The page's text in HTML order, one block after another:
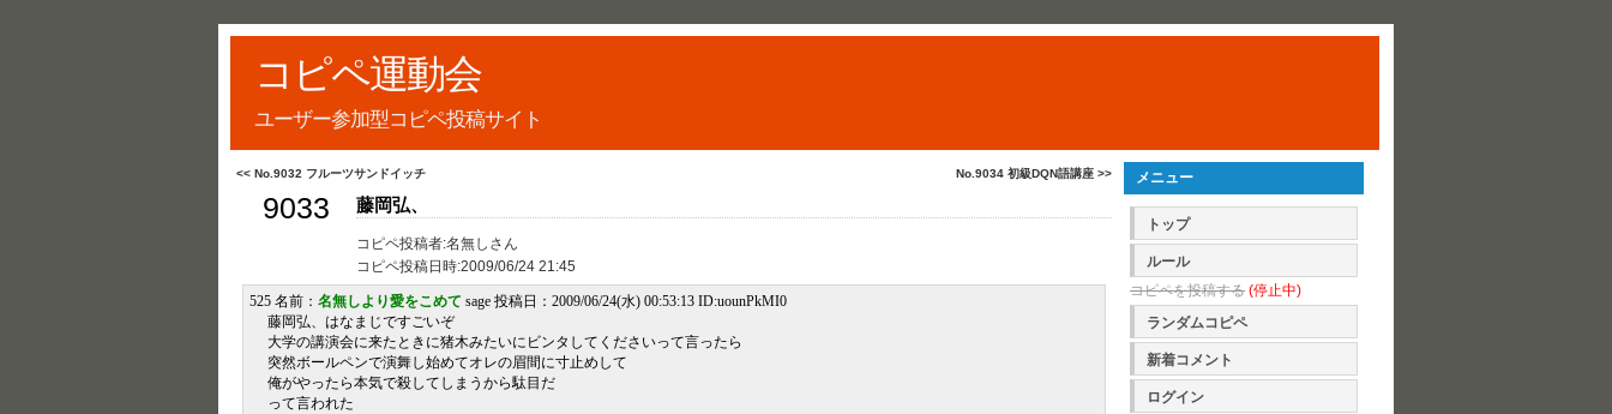
コピペ運動会
ユーザー参加型コピペ投稿サイト
No.9034 初級DQN語講座 >>
<< No.9032 フルーツサンドイッチ
9033 藤岡弘、
コピペ投稿者:名無しさん
コピペ投稿日時:2009/06/24 21:45
525 名前： 名無しより愛をこめて sage 投稿日：2009/06/24(水) 00:53:13 ID:uounPkMI0
藤岡弘、はなまじですごいぞ
大学の講演会に来たときに猪木みたいにビンタしてくださいって言ったら
突然ボールペンで演舞し始めてオレの眉間に寸止めして
俺がやったら本気で殺してしまうから駄目だ
って言われた
メニュー
トップ
ルール
コピペを投稿する (停止中)
ランダムコピペ
新着コメント
ログイン